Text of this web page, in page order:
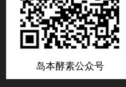
岛本酵素公众号